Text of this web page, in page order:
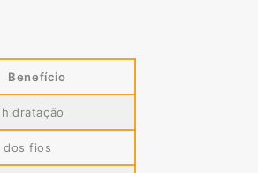
Benefício
dos fios